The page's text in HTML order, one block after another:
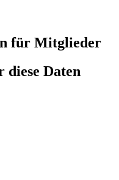
für Mitglieder
diese Daten